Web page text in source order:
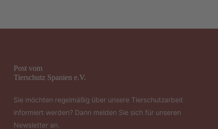
Post vom
Tierschutz Spanien e.V.
Sie möchten regelmäßig über unsere Tierschutzarbeit
informiert werden? Dann melden Sie sich für unseren
Newsletter an.